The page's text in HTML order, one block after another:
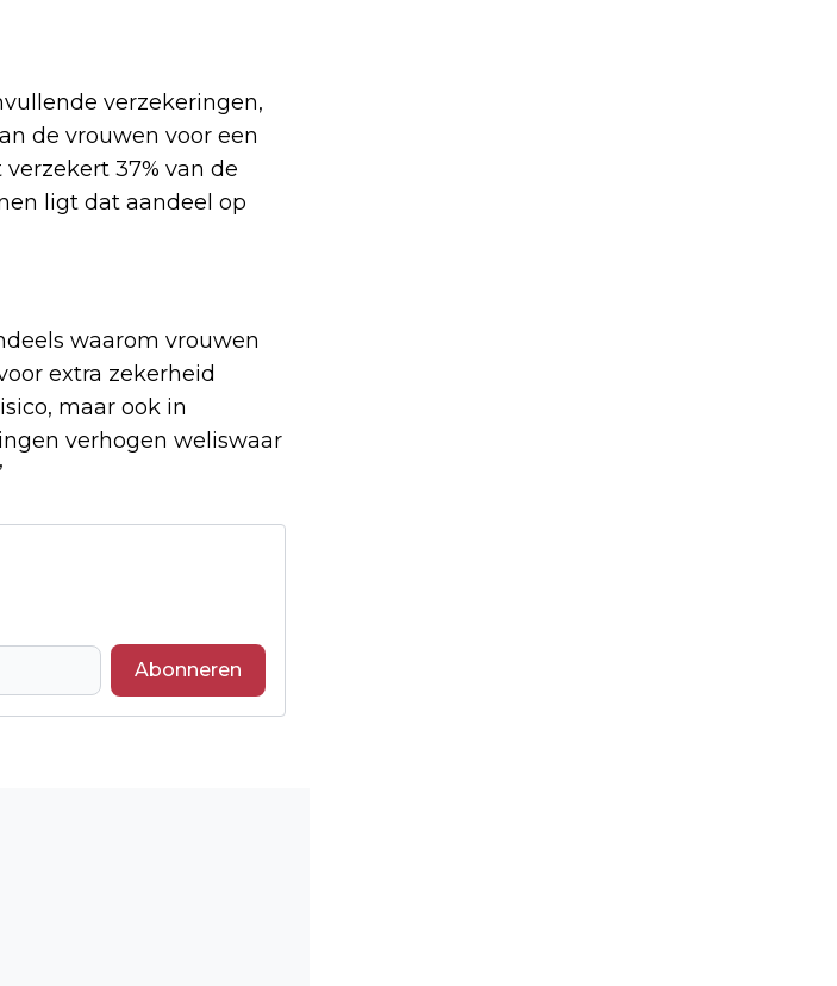
verzekeringen,
de vrouwen voor een
37% van de
ligt dat aandeel op
waarom vrouwen
extra zekerheid
maar ook in
verhogen weliswaar
Abonneren
2026